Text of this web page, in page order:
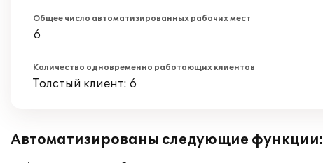
Общее число автоматизированных рабочих мест
6
Количество одновременно работающих клиентов
Толстый клиент: 6
Автоматизированы следующие функции: